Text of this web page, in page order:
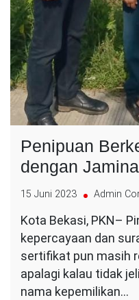
Penipuan
dengan
15 Juni 2023 Admin
Kota Bekasi, PKN–
kepercayaan dan
sertifikat pun masih
apalagi kalau tidak
nama kepemilikan…